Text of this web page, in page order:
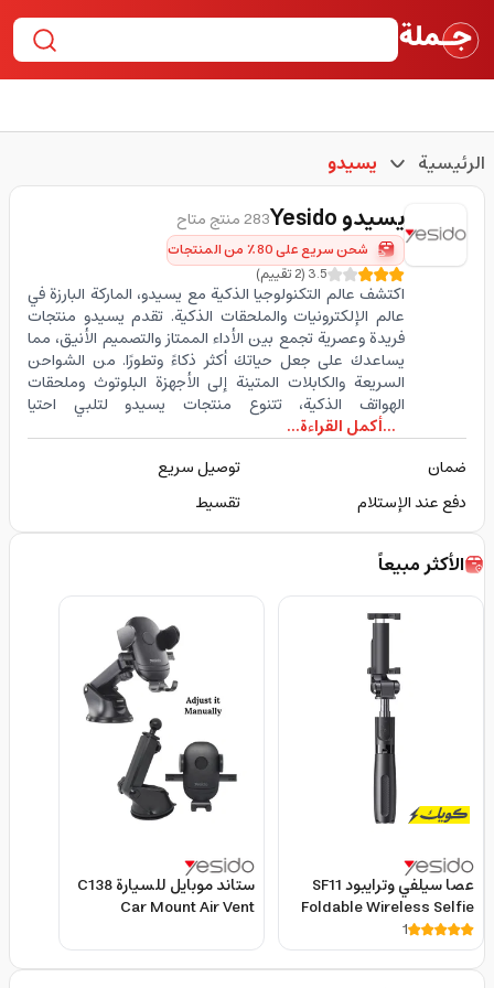
الرئيسية يسيدو
يسيدوYesido283 منتج متاح
شحن سريع على 80٪ من المنتجات
3.5
(
2تقييم)
اكتشف عالم التكنولوجيا الذكية مع يسيدو، الماركة البارزة في
عالم الإلكترونيات والملحقات الذكية. تقدم يسيدو منتجات
فريدة وعصرية تجمع بين الأداء الممتاز والتصميم الأنيق، مما
يساعدك على جعل حياتك أكثر ذكاءً وتطورًا. من الشواحن
السريعة والكابلات المتينة إلى الأجهزة البلوتوث وملحقات
الهواتف الذكية، تتنوع منتجات يسيدو لتلبي احتيا
...أكمل القراءة...
ضمان
توصيل سريع
دفع عند الإستلام
تقسيط
الأكثر مبيعاً
عصا سيلفي وترايبود SF11
Foldable Wireless Selfie
Stick Tripod - Yesido
1
ستاند موبايل للسيارة C138
Car Mount Air Vent
YESIDO